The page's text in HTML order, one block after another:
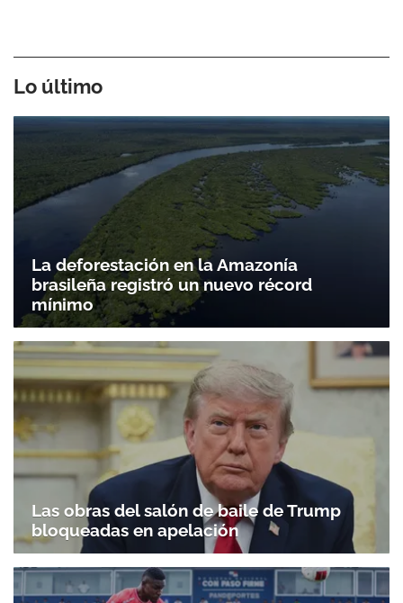
Lo último
La deforestación en la Amazonía
brasileña registró un nuevo récord
mínimo
Las obras del salón de baile de Trump
bloqueadas en apelación